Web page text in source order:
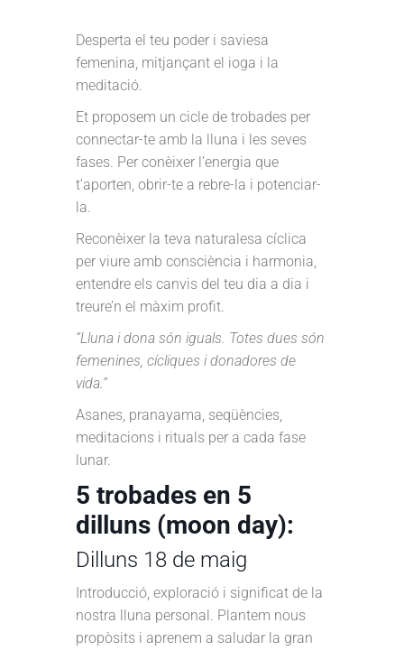
Desperta el teu poder i saviesa
femenina, mitjançant el ioga i la
meditació.
Et proposem un cicle de trobades per
connectar-te amb la lluna i les seves
fases. Per conèixer l’energia que
t’aporten, obrir-te a rebre-la i potenciar-
la.
Reconèixer la teva naturalesa cíclica
per viure amb consciència i harmonia,
entendre els canvis del teu dia a dia i
treure’n el màxim profit.
“Lluna i dona són iguals. Totes dues són
femenines, cícliques i donadores de
vida.”
Asanes, pranayama, seqüències,
meditacions i rituals per a cada fase
lunar.
5 trobades en 5
dilluns (moon day):
Dilluns 18 de maig
Introducció, exploració i significat de la
nostra lluna personal. Plantem nous
propòsits i aprenem a saludar la gran